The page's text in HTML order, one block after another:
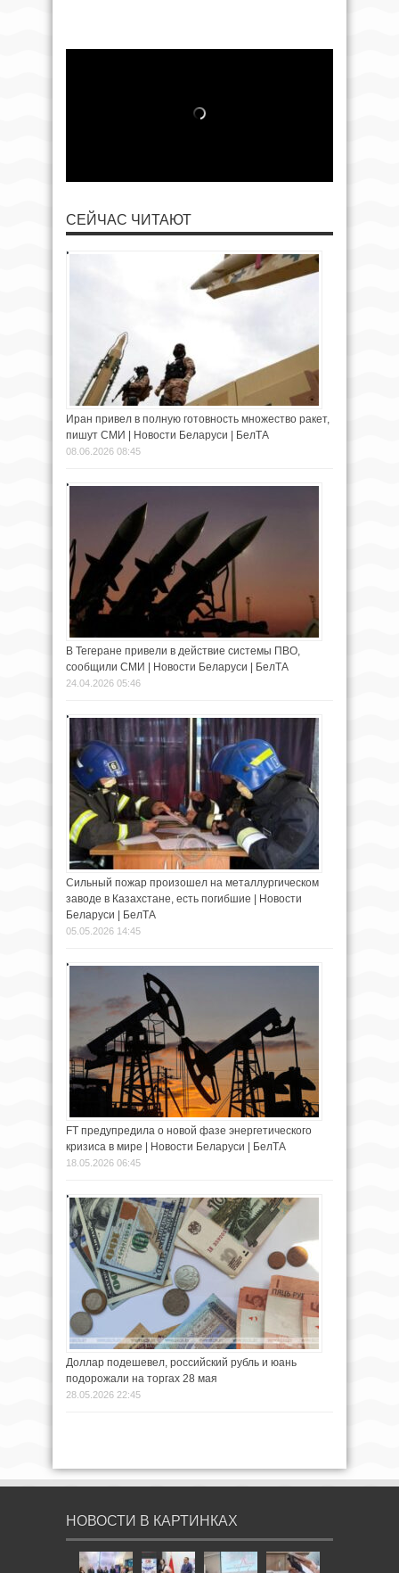
СЕЙЧАС ЧИТАЮТ
Иран привел в полную готовность множество ракет,
пишут СМИ | Новости Беларуси | БелТА
08.06.2026 08:45
В Тегеране привели в действие системы ПВО,
сообщили СМИ | Новости Беларуси | БелТА
24.04.2026 05:46
Cильный пожар произошел на металлургическом
заводе в Казахстане, есть погибшие | Новости
Беларуси | БелТА
05.05.2026 14:45
FT предупредила о новой фазе энергетического
кризиса в мире | Новости Беларуси | БелТА
18.05.2026 06:45
Доллар подешевел, российский рубль и юань
подорожали на торгах 28 мая
28.05.2026 22:45
НОВОСТИ В КАРТИНКАХ